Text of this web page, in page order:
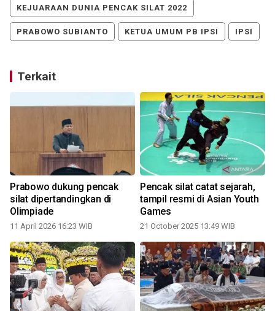
KEJUARAAN DUNIA PENCAK SILAT 2022
PRABOWO SUBIANTO KETUA UMUM PB IPSI IPSI
Terkait
Prabowo dukung pencak
silat dipertandingkan di
Olimpiade
11 April 2026 16:23 WIB
Pencak silat catat sejarah,
tampil resmi di Asian Youth
Games
21 October 2025 13:49 WIB